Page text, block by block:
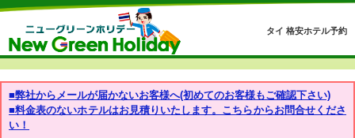
タイ 格安ホテル予約
■弊社からメールが届かないお客様へ(初めてのお客様もご確認下さい)
■料金表のないホテルはお見積りいたします。こちらからお問合せくださ
い！